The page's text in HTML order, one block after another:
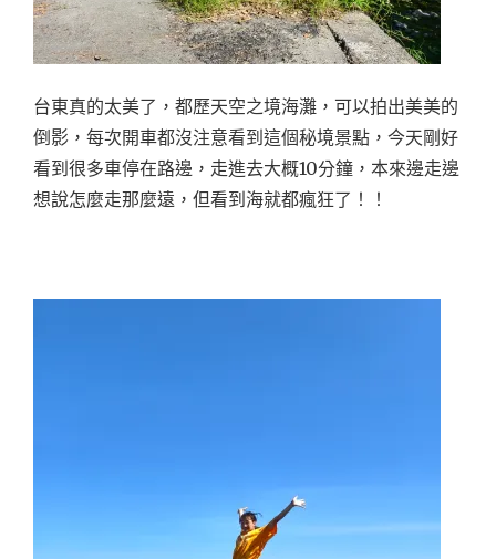
台東真的太美了，都歷天空之境海灘，可以拍出美美的
倒影，每次開車都沒注意看到這個秘境景點，今天剛好
看到很多車停在路邊，走進去大概10分鐘，本來邊走邊
想說怎麼走那麼遠，但看到海就都瘋狂了！！